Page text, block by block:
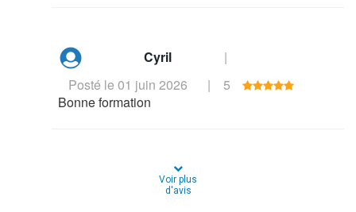
Cyril
|
Posté le 01 juin 2026
|
5
Bonne formation
Voir plus
d'avis